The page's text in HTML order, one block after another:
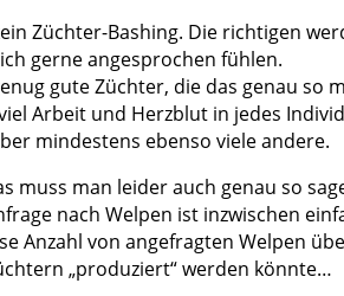
Züchter-Bashing. Die richtigen
gerne angesprochen fühlen.
gute Züchter, die das genau so
Arbeit und Herzblut in jedes
mindestens ebenso viele andere.
muss man leider auch genau so
nach Welpen ist inzwischen
Anzahl von angefragten Welpen
„produziert“ werden könnte…